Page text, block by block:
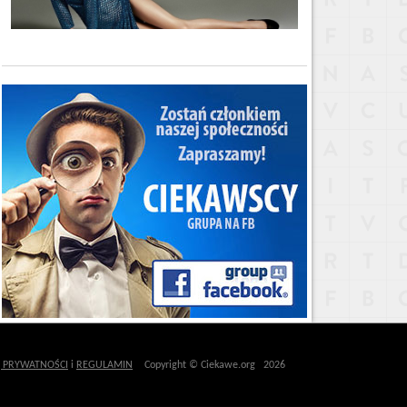
PRYWATNOŚCI i REGULAMIN Copyright © Ciekawe.org 2026